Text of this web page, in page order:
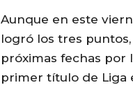
Aunque en este
logró los tres
próximas fechas
primer título de Liga